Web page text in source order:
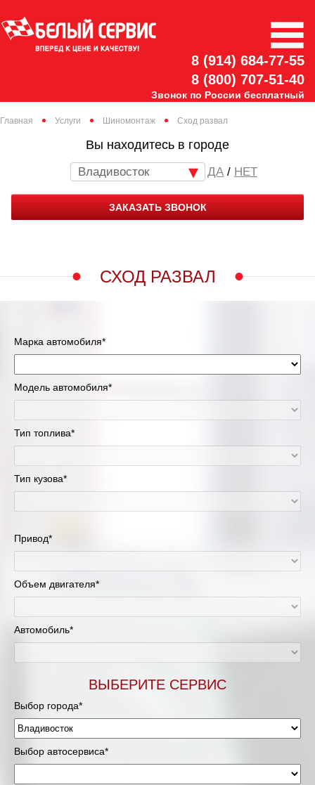
8 (914) 684-77-55
8 (800) 707-51-40
Звонок по России бесплатный
Главная Услуги Шиномонтаж Сход развал
Вы находитесь в городе
Владивосток / НЕТ
ЗАКАЗАТЬ ЗВОНОК
СХОД РАЗВАЛ
Марка автомобиля*
Модель автомобиля*
Тип топлива*
Тип кузова*
Привод*
Объем двигателя*
Автомобиль*
ВЫБЕРИТЕ СЕРВИС
Выбор города*
Выбор автосервиса*